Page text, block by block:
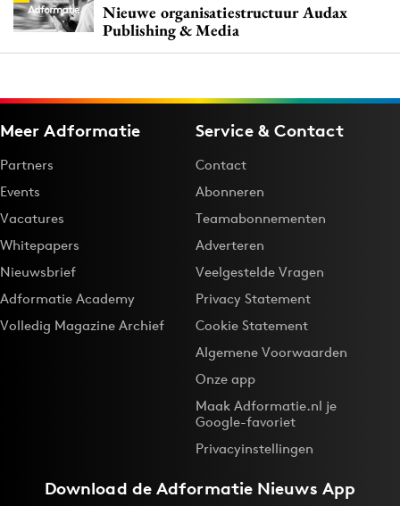
Nieuwe organisatiestructuur Audax
Publishing & Media
Meer Adformatie
Partners
Events
Vacatures
Whitepapers
Nieuwsbrief
Adformatie Academy
Volledig Magazine Archief
Service & Contact
Contact
Abonneren
Teamabonnementen
Adverteren
Veelgestelde Vragen
Privacy Statement
Cookie Statement
Algemene Voorwaarden
Onze app
Maak Adformatie.nl je
Google-favoriet
Privacyinstellingen
Download deAdformatie Nieuws App